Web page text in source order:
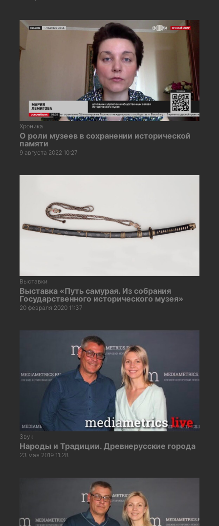
Хроника
О роли музеев в сохранении исторической
памяти
9 августа 2022 10:27
Выставки
Выставка «Путь самурая. Из собрания
Государственного исторического музея»
20 февраля 2020 11:37
Звук
Народы и Традиции. Древнерусские города
23 мая 2019 11:28